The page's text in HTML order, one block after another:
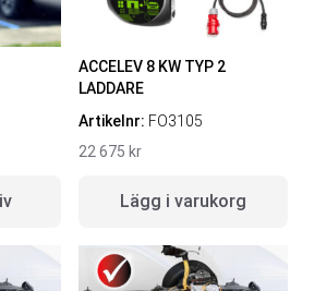
Välj alternativ
I 14-
RAMBOX RAMSEAL
Ram Trucks 1500 | DT | 2019-2026
Toyota Tundra | 2022-2026
ACCELEV 8 KW TYP 2
LADDARE
Artikelnr: FO3105
22 675 kr
Lägg i varukorg